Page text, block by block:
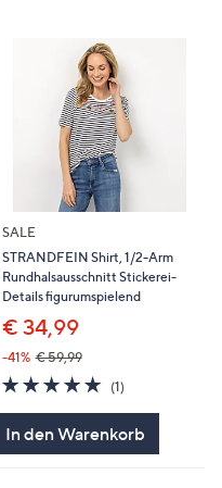
SALE
STRANDFEIN Shirt, 1/2-Arm
Rundhalsausschnitt Stickerei-
Details figurumspielend
€ 34,99
-41% € 59,99
5.0
von
5
(1)
In den Warenkorb